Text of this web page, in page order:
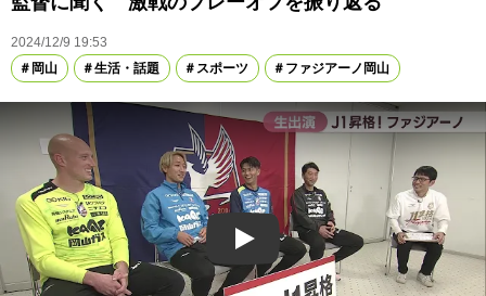
2024/12/9 19:53
岡山
生活・話題 スポーツ ファジアーノ岡山
Play